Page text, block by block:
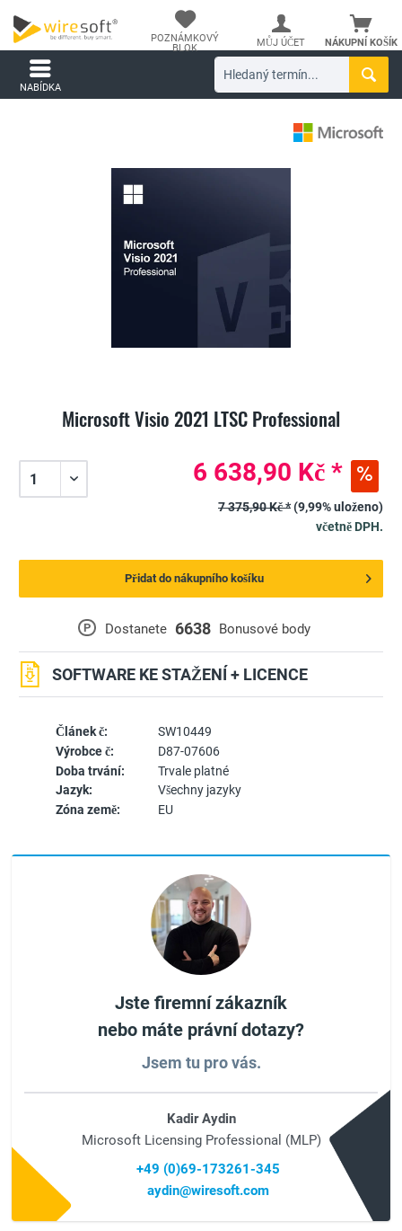
NÁKUPNÍ KOŠÍK
POZNÁMKOVÝ
BLOK
MŮJ ÚČET
NABÍDKA
Microsoft Visio 2021 LTSC Professional
Článek č:
SW10449
Výrobce č:
D87-07606
Doba trvání:
Trvale platné
Jazyk:
Všechny jazyky
Zóna země:
EU
P Dostanete 6638 Bonusové body
SOFTWARE KE STAŽENÍ + LICENCE
6 638,90 Kč *
7 375,90 Kč *(9,99% uloženo)
včetně DPH.
Přidat do nákupního košíku
Jste firemní zákazník
nebo máte právní dotazy?
Jsem tu pro vás.
Kadir Aydin
Microsoft Licensing Professional (MLP)
+49 (0)69-173261-345
aydin@wiresoft.com